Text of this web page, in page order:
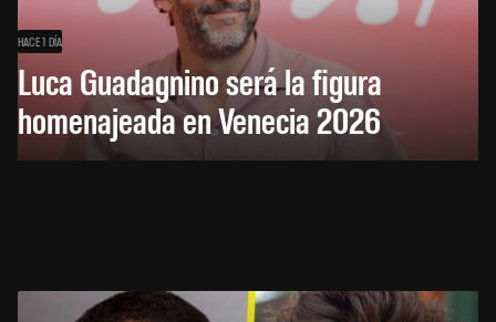
HACE 1 DÍA
Luca Guadagnino será la figura
homenajeada en Venecia 2026